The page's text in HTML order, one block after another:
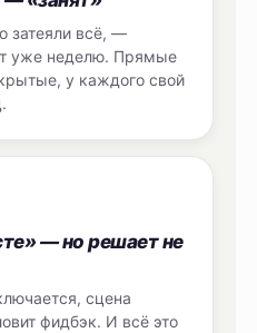
затеяли всё, —
уже неделю. Прямые
у каждого свой
— но решает не
сцена
фидбэк. И всё это